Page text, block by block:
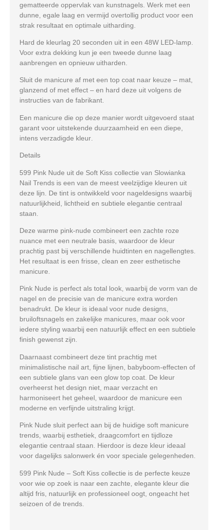
gematteerde oppervlak van kunstnagels . Werk met een
dunne, egale laag en vermijd overtollig product voor een
strak resultaat en optimale uitharding.
Hard de kleurlag 20 seconden uit in een 48W LED-lamp
Voor extra dekking kun je een tweede dunne laag
aanbrengen en opnieuw uitharden.
Sluit de manicure af met een top coat naar keuze – mat,
glanzend of met effect – en hard deze uit volgens de
instructies van de fabrikant.
Een manicure die op deze manier wordt uitgevoerd staat
garant voor uitstekende duurzaamheid en een diepe,
intens verzadigde kleur
Details
599 Pink Nude uit de Soft Kiss collectie van Slowianka
Nail Trends is een van de meest veelzijdige kleuren uit
deze lijn. De tint is ontwikkeld voor nageldesigns waarbij
natuurlijkheid, lichtheid en subtiele elegantie centraal
staan.
Deze warme pink-nude combineert een zachte roze
nuance met een neutrale basis , waardoor de kleur
prachtig past bij verschillende huidtinten en nagellengtes.
Het resultaat is een frisse, clean en zeer esthetische
manicure
Pink Nude is perfect als total look, waarbij de vorm van de
nagel en de precisie van de manicure extra worden
benadrukt. De kleur is ideaal voor nude designs,
bruiloftsnagels en zakelijke manicures, maar ook voor
iedere styling waarbij een natuurlijk effect en een subtiele
finish gewenst zijn.
Daarnaast combineert deze tint prachtig met
minimalistische nail art , fijne lijnen, babyboom-effecten of
een subtiele glans van een glow top coat. De kleur
overheerst het design niet, maar verzacht en
harmoniseert het geheel , waardoor de manicure een
moderne en verfijnde uitstraling krijgt.
Pink Nude sluit perfect aan bij de huidige soft manicure
trends , waarbij esthetiek, draagcomfort en tijdloze
elegantie centraal staan. Hierdoor is deze kleur ideaal
voor dagelijks salonwerk én voor speciale gelegenheden
599 Pink Nude – Soft Kiss collectie is de perfecte keuze
voor wie op zoek is naar een zachte, elegante kleur die
altijd fris, natuurlijk en professioneel oogt , ongeacht het
seizoen of de trends.